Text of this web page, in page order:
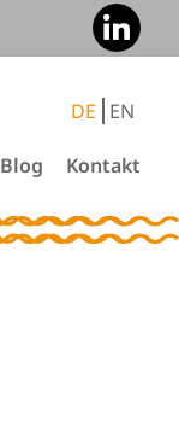
DE EN
Blog Kontakt